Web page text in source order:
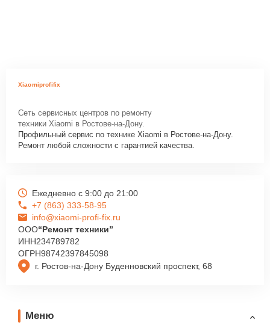
Xiaomiprofifix
Сеть сервисных центров по ремонту
техники Xiaomi в Ростове-на-Дону.
Профильный сервис по технике Xiaomi в Ростове-на-Дону.
Ремонт любой сложности с гарантией качества.
г. Ростов-на-Дону Буденновский проспект, 68
Ежедневно с 9:00 до 21:00
+7 (863) 333-58-95
info@xiaomi-profi-fix.ru
ООО“Ремонт техники”
ИНН234789782
ОГРН98742397845098
Меню